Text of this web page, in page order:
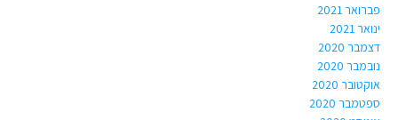
פברואר 2021
ינואר 2021
דצמבר 2020
נובמבר 2020
אוקטובר 2020
ספטמבר 2020